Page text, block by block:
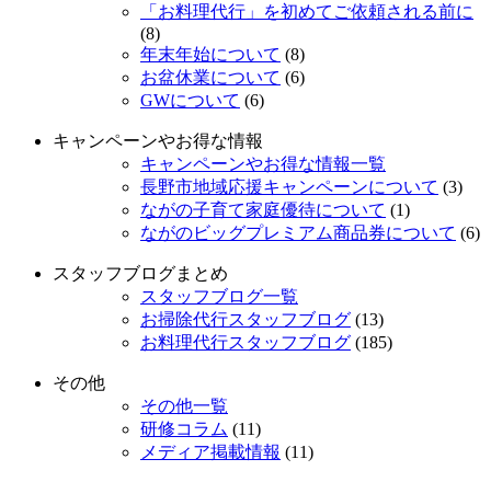
「お料理代行」を初めてご依頼される前に
(8)
年末年始について (8)
お盆休業について (6)
GWについて (6)
キャンペーンやお得な情報
キャンペーンやお得な情報一覧
長野市地域応援キャンペーンについて (3)
ながの子育て家庭優待について (1)
ながのビッグプレミアム商品券について (6)
スタッフブログまとめ
スタッフブログ一覧
お掃除代行スタッフブログ (13)
お料理代行スタッフブログ (185)
その他
その他一覧
研修コラム (11)
メディア掲載情報 (11)